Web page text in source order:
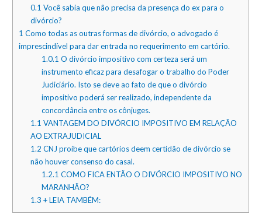
0.1 Você sabia que não precisa da presença do ex para o
divórcio?
1 Como todas as outras formas de divórcio, o advogado é
imprescindível para dar entrada no requerimento em cartório.
1.0.1 O divórcio impositivo com certeza será um
instrumento eficaz para desafogar o trabalho do Poder
Judiciário. Isto se deve ao fato de que o divórcio
impositivo poderá ser realizado, independente da
concordância entre os cônjuges.
1.1 VANTAGEM DO DIVÓRCIO IMPOSITIVO EM RELAÇÃO
AO EXTRAJUDICIAL
1.2 CNJ proíbe que cartórios deem certidão de divórcio se
não houver consenso do casal.
1.2.1 COMO FICA ENTÃO O DIVÓRCIO IMPOSITIVO NO
MARANHÃO?
1.3 + LEIA TAMBÉM: